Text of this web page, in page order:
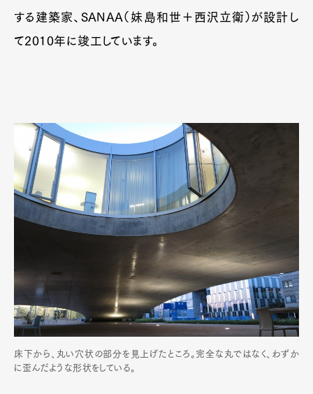
する建築家、SANAA（妹島和世＋西沢立衛）が設計し
て2010年に竣工しています。
床下から、丸い穴状の部分を見上げたところ。完全な丸ではなく、わずか
に歪んだような形状をしている。